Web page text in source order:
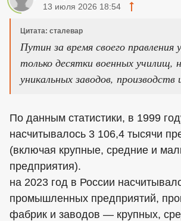
13 июля 2026 18:54
Цитата: сталевар
Путин за время своего
только десятки военных училищ,
уникальных заводов, производств
По данным статистики, в 1999
насчитывалось 3 106,4 тысячи
(включая крупные, средние и
предприятия).
на 2023 год в России
промышленных предприятий,
фабрик и заводов — крупных,